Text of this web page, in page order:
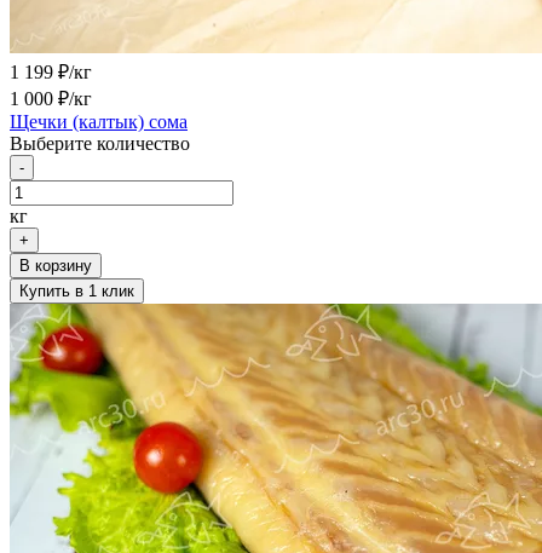
1 199 ₽/кг
1 000 ₽/кг
Щечки (калтык) сома
Выберите количество
-
кг
+
В корзину
Купить в 1 клик